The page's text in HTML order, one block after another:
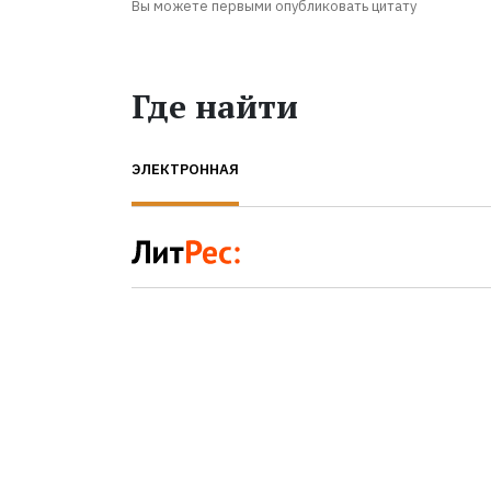
Вы можете первыми опубликовать цитату
Где найти
ЭЛЕКТРОННАЯ